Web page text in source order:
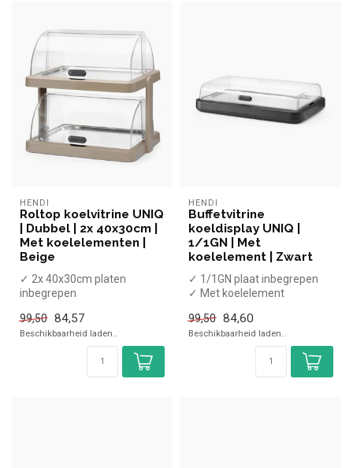
HENDI
Roltop koelvitrine UNIQ
| Dubbel | 2x 40x30cm |
Met koelelementen |
Beige
✓ 2x 40x30cm platen
inbegrepen
✓ Hoogte 48 cm, breedte 4...
99,50 84,57
Beschikbaarheid laden..
HENDI
Buffetvitrine
koeldisplay UNIQ |
1/1GN | Met
koelelement | Zwart
✓ 1/1GN plaat inbegrepen
✓ Met koelelement
59,3 cm, ...
99,50 84,60
Beschikbaarheid laden..